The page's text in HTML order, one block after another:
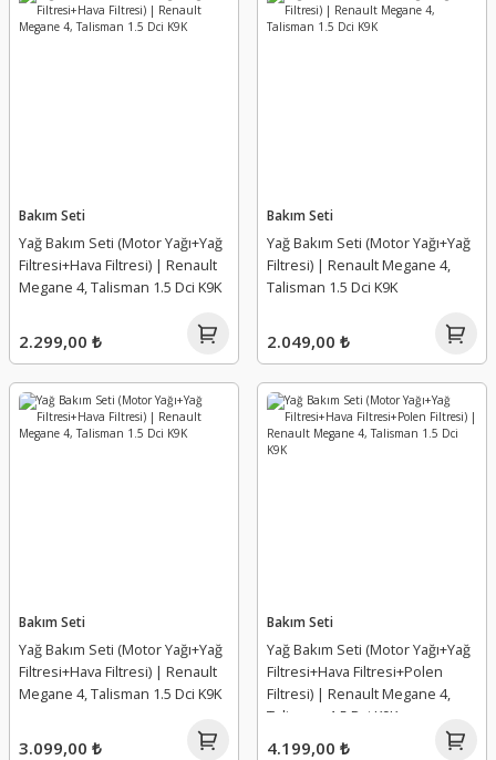
Bakım Seti
Yağ Bakım Seti (Motor Yağı+Yağ
Filtresi+Hava Filtresi) | Renault
Megane 4, Talisman 1.5 Dci K9K
2.299,00 ₺
Bakım Seti
Yağ Bakım Seti (Motor Yağı+Yağ
Filtresi) | Renault Megane 4,
Talisman 1.5 Dci K9K
2.049,00 ₺
Bakım Seti
Yağ Bakım Seti (Motor Yağı+Yağ
Filtresi+Hava Filtresi) | Renault
Megane 4, Talisman 1.5 Dci K9K
3.099,00 ₺
Bakım Seti
Yağ Bakım Seti (Motor Yağı+Yağ
Filtresi+Hava Filtresi+Polen
Filtresi) | Renault Megane 4,
Talisman 1.5 Dci K9K
4.199,00 ₺
Ön Çamurluk
Ön Tampon Alt Spoyler Kapağı
Panjur
Panjur Nikelajı
Radyatör Bağlantı Ayağı
Sis Far Çerçeveleri
Spoiler
Stop Alt Plastiği
Motor Yağ Dolum Kapağı
Piston Kolu
Piston segman
Silindir Kapağı
Silindir Kapak Contası
Silindir Kapak Saplaması
Su Fıskiye Deposu Kapağı
Subab
Turbo Radyatörü
Yağ Buhar Emici Borusu
Yağ Pompa Zinciri
Yağ Pompası
Yakıt Borusu ( Hortumu )
Yakıt Depo Dolum Kutusu
Yakıt Deposu Muhafazası
Yakıt Pompa Mazot